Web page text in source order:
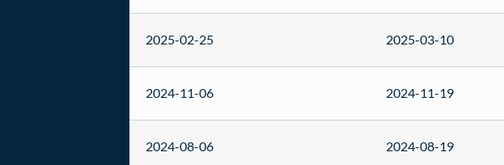
2025-02-25 2025-03-10
2024-11-06 2024-11-19
2024-08-06 2024-08-19